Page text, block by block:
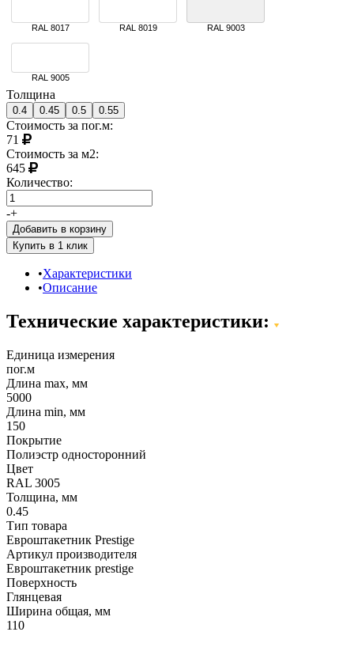
RAL 8017 RAL 8019 RAL 9003
RAL 9005
Толщина
0.4 0.45 0.5 0.55
Стоимость за пог.м:
71
Стоимость за м2:
645
Количество:
-+
Добавить в корзину
Характеристики
Описание
Технические характеристики:
Единица измерения
пог.м
Длина max, мм
5000
Длина min, мм
150
Покрытие
Полиэстр односторонний
Цвет
RAL 3005
Толщина, мм
0.45
Тип товара
Евроштакетник Prestige
Артикул производителя
Евроштакетник prestige
Поверхность
Глянцевая
Ширина общая, мм
110